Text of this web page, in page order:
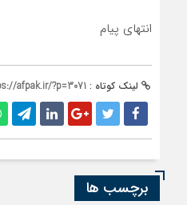
انتهای پیام
لینک کوتاه : afpak.ir/?p=3071
برچسب ها